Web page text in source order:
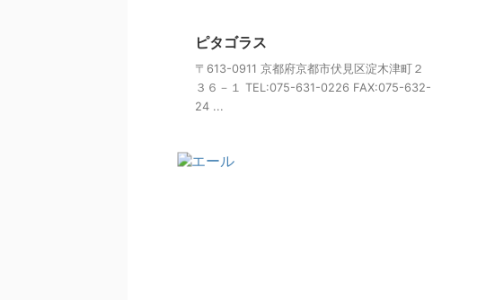
ピタゴラス
〒613-0911 京都府京都市伏見区淀木津町２
３６－１ TEL:075-631-0226 FAX:075-632-
24 ...